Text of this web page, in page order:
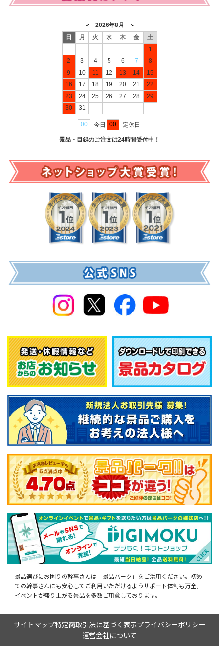
景品選びにお困りの幹事さんは「景品パーク」をご活用ください。初め
ての幹事さんにも安心してご利用いただけるようサポート体制も万全。
イベントが盛り上がる景品を多数ご用意しております。
サイトマップ特定商取引法に基づく表示プライバシーポリシー
運営会社について